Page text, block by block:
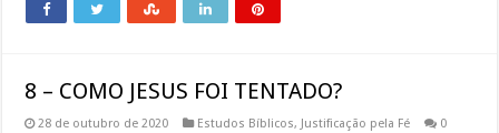
8 – COMO JESUS FOI TENTADO?
28 de outubro de 2020 Estudos Bíblicos, Justificação pela Fé 0